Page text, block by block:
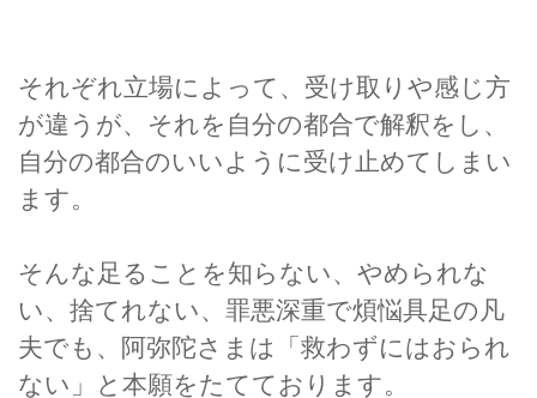
それぞれ立場によって、受け取りや感じ方
が違うが、それを自分の都合で解釈をし、
自分の都合のいいように受け止めてしまい
ます。
そんな足ることを知らない、やめられな
い、捨てれない、罪悪深重で煩悩具足の凡
夫でも、阿弥陀さまは「救わずにはおられ
ない」と本願をたてております。